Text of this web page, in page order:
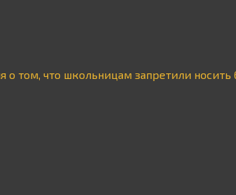
о том, что школьницам запретили